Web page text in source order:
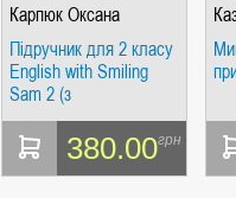
Карпюк Оксана
Підручник для 2 класу
English with Smiling
Sam 2 (з
аудіосупроводом та
мультимедійною
інтерактивною
програмою)
380.00грн